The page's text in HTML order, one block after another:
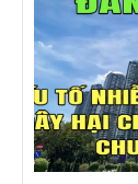
tin, cơ sở